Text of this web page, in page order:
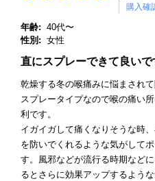
購入確
年齢: 40代〜
性別: 女性
直にスプレーできて良いで
乾燥する冬の喉痛みに悩まされ
スプレータイプなので喉の痛い
利です。
イガイガして痛くなりそうな時
を防いでくれるような気がして
す。風邪などが流行る時期など
るとさらに効果アップするよう